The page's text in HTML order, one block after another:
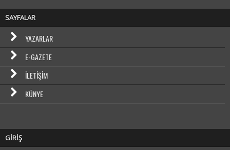
SAYFALAR
YAZARLAR
E-GAZETE
İLETIŞIM
KÜNYE
GİRİŞ